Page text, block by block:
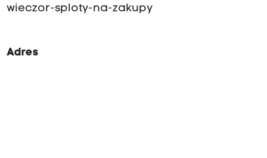
wieczor-sploty-na-zakupy
Adres